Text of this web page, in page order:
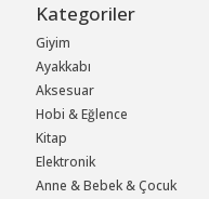
Kategoriler
Giyim
Ayakkabı
Aksesuar
Hobi & Eğlence
Kitap
Elektronik
Anne & Bebek & Çocuk